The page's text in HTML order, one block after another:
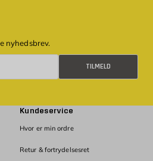
nyhedsbrev.
TILMELD
Kundeservice
Hvor er min ordre
Retur & fortrydelsesret